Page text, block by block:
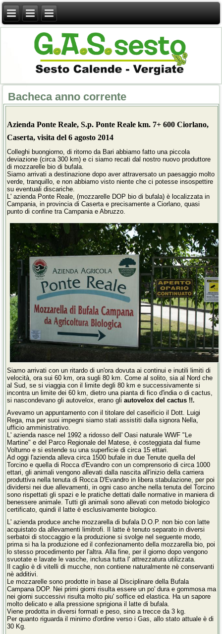
Bacheca anno corrente
Azienda Ponte Reale, S.p. Ponte Reale km. 7+ 600 Ciorlano,
Caserta, visita del 6 agosto 2014
Colleghi buongiorno, di ritorno da Bari abbiamo fatto una piccola
deviazione (circa 300 km) e ci siamo recati dal nostro nuovo produttore
di mozzarelle bio di bufala.
Siamo arrivati a destinazione dopo aver attraversato un paesaggio molto
verde, tranquillo, e non abbiamo visto niente che ci potesse insospettire
su eventuali discariche.
L' azienda Ponte Reale, (mozzarelle DOP bio di bufala) è localizzata in
Campania, in provincia di Caserta e precisamente a Ciorlano, quasi
punto di confine tra Campania e Abruzzo.
Siamo arrivati con un ritardo di un'ora dovuta ai continui e inutili limiti di
velocità, ora sui 60 km, ora sugli 80 km. Come al solito, sia al Nord che
al Sud, se si viaggia con il limite degli 80 km e successivamente si
incontra un limite dei 60 km, dietro una pianta di fico d'india o di cactus,
si nascondevano gli autovelox, erano gliautovelox del cactus !!.
Avevamo un appuntamento con il titolare del caseificio il Dott. Luigi
Rega, ma per suoi impegni siamo stati assistiti dalla signora Nella,
ufficio amministrativo.
L' azienda nasce nel 1992 a ridosso dell' Oasi naturale WWF "Le
Martine" e del Parco Regionale del Matese, è costeggiata dal fiume
Volturno e si estende su una superficie di circa 15 ettari.
Ad oggi l'azienda alleva circa 1500 bufale in due Tenute quella del
Torcino e quella di Rocca d'Evandro con un comprensorio di circa 1000
ettari, gli animali vengono allevati dalla nascita all'inizio della carriera
produttiva nella tenuta di Rocca D'Evandro in libera stabulazione, per poi
dividersi nei due allevamenti, in ogni caso anche nella tenuta del Torcino
sono rispettati gli spazi e le pratiche dettati dalle normative in maniera di
benessere animale. Tutti gli animali sono allevati con metodo biologico
certificato, quindi il latte è esclusivamente biologico.
L' azienda produce anche mozzarella di bufala D.O.P. non bio con latte
acquistato da allevamenti limitrofi. Il latte è tenuto separato in diversi
serbatoi di stoccaggio e la produzione si svolge nel seguente modo,
prima si ha la produzione ed il confezionamento della mozzarella bio, poi
lo stesso procedimento per l'altra. Alla fine, per il giorno dopo vengono
svuotate e lavate le vasche, inclusa tutta l' attrezzatura utilizzata.
Il caglio è di vitelli di mucche, non contiene naturalmente nè conservanti
nè additivi.
Le mozzarelle sono prodotte in base al Disciplinare della Bufala
Campana DOP. Nei primi giorni risulta essere un po' dura e gommosa ma
nei giorni successivi risulta molto piu' soffice ed elastica. Ha un sapore
molto delicato e alla pressione sprigiona il latte di bufala.
Viene prodotta in diversi formati e peso, sino a trecce da 3 kg.
Per quanto riguarda il minimo d'ordine verso i Gas, allo stato attuale è di
30 Kg.